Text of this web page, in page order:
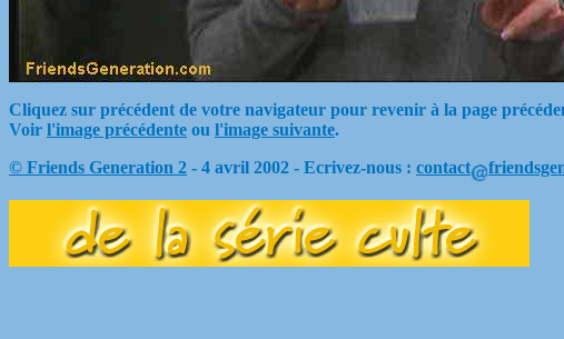
Cliquez sur précédent de votre navigateur pour revenir à la page
Voir l'image précédente ou l'image suivante.
© Friends Generation 2 - 4 avril 2002 - Ecrivez-nous : contact